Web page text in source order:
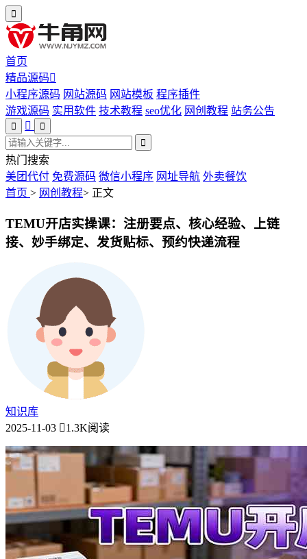
首页
精品源码
小程序源码 网站源码 网站模板 程序插件
游戏源码 实用软件 技术教程 seo优化 网创教程 站务公告
热门搜索
美团代付 免费源码 微信小程序 网址导航 外卖餐饮
首页 > 网创教程> 正文
TEMU开店实操课：注册要点、核心经验、上链
接、妙手绑定、发货贴标、预约快递流程
知识库
2025-11-03
1.3K阅读